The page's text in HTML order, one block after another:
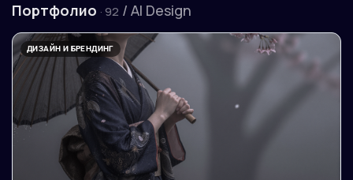
Портфолио · 92 / AI Design
ДИЗАЙН И БРЕНДИНГ